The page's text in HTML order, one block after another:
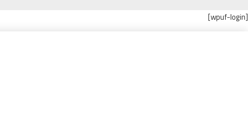
[wpuf-login]